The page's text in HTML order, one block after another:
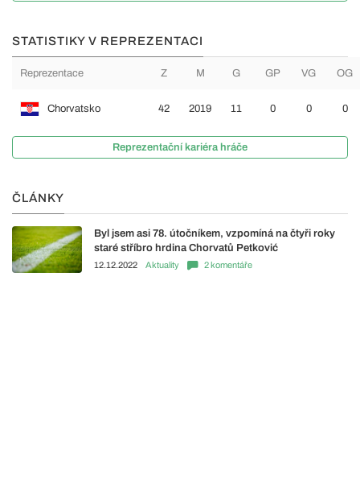
STATISTIKY V REPREZENTACI
Reprezentace Z M G GP VG OG
Chorvatsko 42 2019 11 0 0 0
Reprezentační kariéra hráče
ČLÁNKY
Byl jsem asi 78. útočníkem, vzpomíná na čtyři roky
staré stříbro hrdina Chorvatů Petković
12.12.2022 Aktuality 2 komentáře